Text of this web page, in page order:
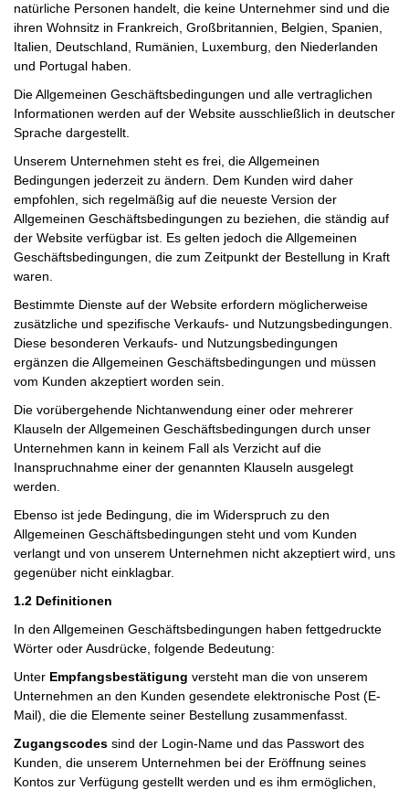
natürliche Personen handelt, die keine Unternehmer sind und die
ihren Wohnsitz in Frankreich, Großbritannien, Belgien, Spanien,
Italien, Deutschland, Rumänien, Luxemburg, den Niederlanden
und Portugal haben.
Die Allgemeinen Geschäftsbedingungen und alle vertraglichen
Informationen werden auf der Website ausschließlich in deutscher
Sprache dargestellt.
Unserem Unternehmen steht es frei, die Allgemeinen
Bedingungen jederzeit zu ändern. Dem Kunden wird daher
empfohlen, sich regelmäßig auf die neueste Version der
Allgemeinen Geschäftsbedingungen zu beziehen, die ständig auf
der Website verfügbar ist. Es gelten jedoch die Allgemeinen
Geschäftsbedingungen, die zum Zeitpunkt der Bestellung in Kraft
waren.
Bestimmte Dienste auf der Website erfordern möglicherweise
zusätzliche und spezifische Verkaufs- und Nutzungsbedingungen.
Diese besonderen Verkaufs- und Nutzungsbedingungen
ergänzen die Allgemeinen Geschäftsbedingungen und müssen
vom Kunden akzeptiert worden sein.
Die vorübergehende Nichtanwendung einer oder mehrerer
Klauseln der Allgemeinen Geschäftsbedingungen durch unser
Unternehmen kann in keinem Fall als Verzicht auf die
Inanspruchnahme einer der genannten Klauseln ausgelegt
werden.
Ebenso ist jede Bedingung, die im Widerspruch zu den
Allgemeinen Geschäftsbedingungen steht und vom Kunden
verlangt und von unserem Unternehmen nicht akzeptiert wird, uns
gegenüber nicht einklagbar.
1.2 Definitionen
In den Allgemeinen Geschäftsbedingungen haben fettgedruckte
Wörter oder Ausdrücke, folgende Bedeutung:
Unter Empfangsbestätigung versteht man die von unserem
Unternehmen an den Kunden gesendete elektronische Post (E-
Mail), die die Elemente seiner Bestellung zusammenfasst.
Zugangscodes sind der Login-Name und das Passwort des
Kunden, die unserem Unternehmen bei der Eröffnung seines
Kontos zur Verfügung gestellt werden und es ihm ermöglichen,